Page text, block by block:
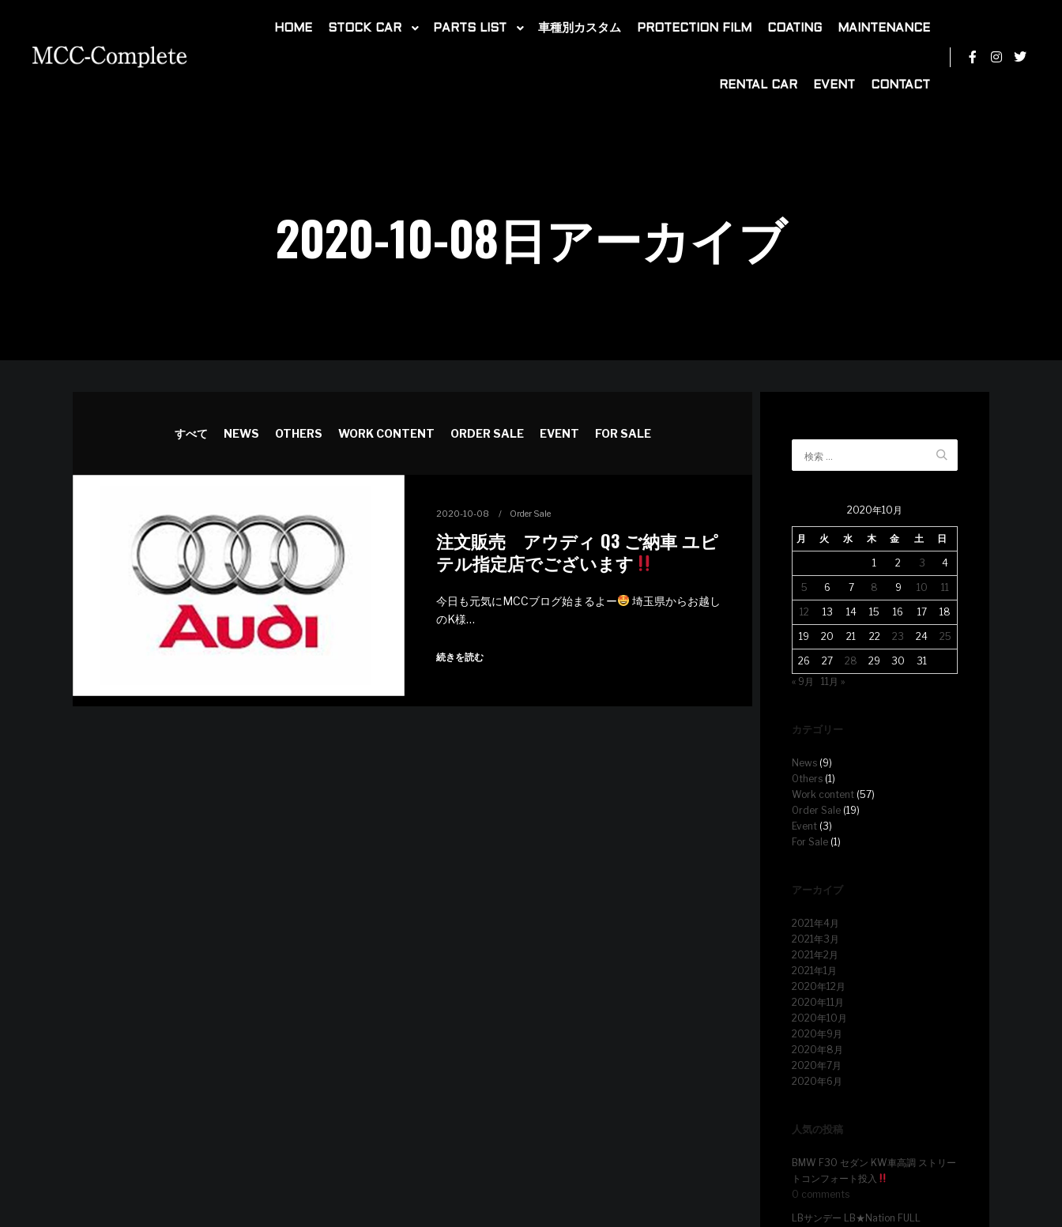
HOME STOCK CAR PARTS LIST 車種別カスタム PROTECTION FILM COATING MAINTENANCE
RENTAL CAR EVENT CONTACT
2020-10-08日アーカイブ
すべて NEWS OTHERS WORK CONTENT ORDER SALE EVENT FOR SALE
2020-10-08 Order Sale
注文販売 アウディ Q3 ご納車 ユピ
テル指定店でございます
今日も元気にMCCブログ始まるよー
埼玉県からお越し
のK様…
続きを読む
2020年10月
月 火 水 木 金 土 日
1 2 3 4
5 6 7 8 9 10 11
12 13 14 15 16 17 18
19 20 21 22 23 24 25
26 27 28 29 30
31
« 9月
11月 »
カテゴリー
News (9)
Others (1)
Work content (57)
Order Sale (19)
Event (3)
For Sale (1)
アーカイブ
2021年4月
2021年3月
2021年2月
2021年1月
2020年12月
2020年11月
2020年10月
2020年9月
2020年8月
2020年7月
2020年6月
人気の投稿
BMW F30 セダン KW車高調 ストリー
トコンフォート投入
0 comments
LBサンデー LB★Nation FULL